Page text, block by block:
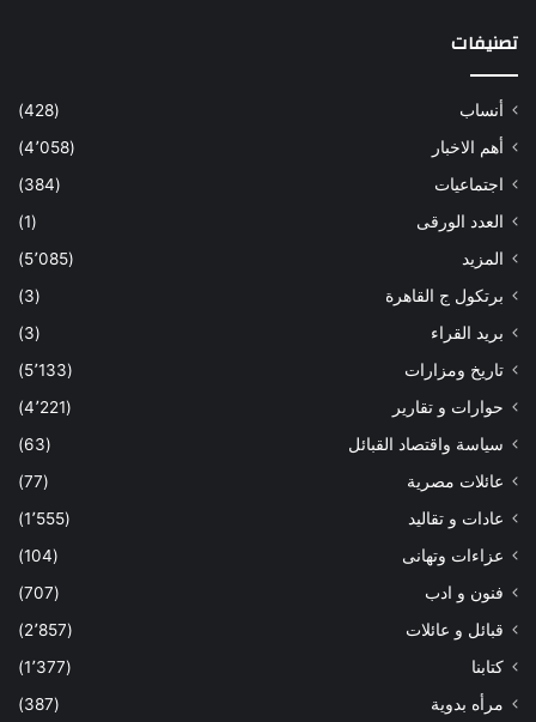
تصنيفات
أنساب
(428)
أهم الاخبار
(4٬058)
اجتماعيات
(384)
العدد الورقى
(1)
المزيد
(5٬085)
برتكول ج القاهرة
(3)
بريد القراء
(3)
تاريخ ومزارات
(5٬133)
حوارات و تقارير
(4٬221)
سياسة واقتصاد القبائل
(63)
عائلات مصرية
(77)
عادات و تقاليد
(1٬555)
عزاءات وتهانى
(104)
فنون و ادب
(707)
قبائل و عائلات
(2٬857)
كتابنا
(1٬377)
مرأه بدوية
(387)